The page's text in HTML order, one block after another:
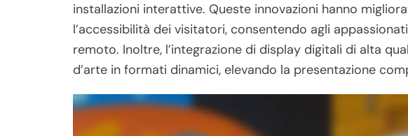
installazioni interattive. Queste innovazioni hanno
l’accessibilità dei visitatori, consentendo agli
remoto. Inoltre, l’integrazione di display digitali di alta
d’arte in formati dinamici, elevando la presentazione